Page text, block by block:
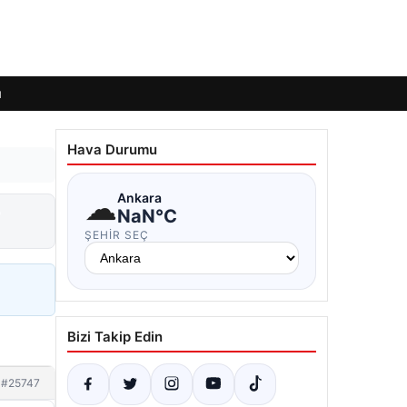
#25747
Hava Durumu
☁Ankara
NaN°C
ŞEHIR SEÇ
Bizi Takip Edin